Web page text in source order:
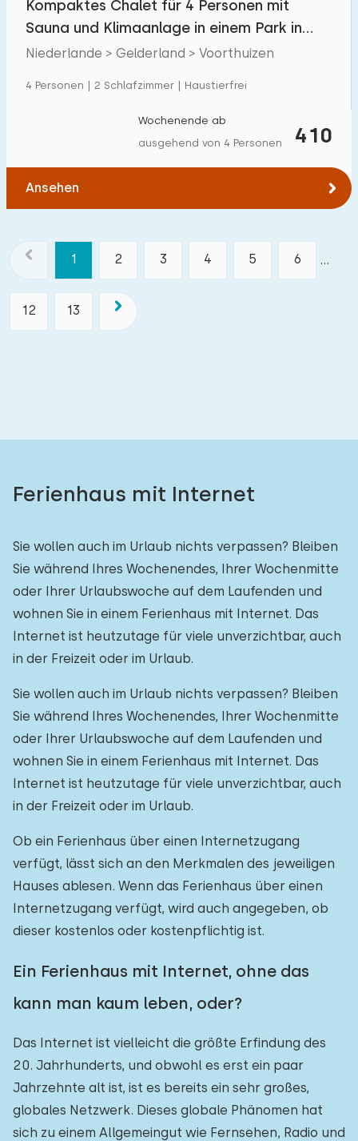
Kompaktes Chalet für 4 Personen mit
Sauna und Klimaanlage in einem Park in
Voorthuizen.
Niederlande > Gelderland > Voorthuizen
4 Personen | 2 Schlafzimmer | Haustierfrei
410
Wochenende ab
ausgehend von 4 Personen
Ansehen
1 2 3 4 5 6 ...
12 13
Ferienhaus mit Internet
Sie wollen auch im Urlaub nichts verpassen? Bleiben
Sie während Ihres Wochenendes, Ihrer Wochenmitte
oder Ihrer Urlaubswoche auf dem Laufenden und
wohnen Sie in einem Ferienhaus mit Internet. Das
Internet ist heutzutage für viele unverzichtbar, auch
in der Freizeit oder im Urlaub.
Sie wollen auch im Urlaub nichts verpassen? Bleiben
Sie während Ihres Wochenendes, Ihrer Wochenmitte
oder Ihrer Urlaubswoche auf dem Laufenden und
wohnen Sie in einem Ferienhaus mit Internet. Das
Internet ist heutzutage für viele unverzichtbar, auch
in der Freizeit oder im Urlaub.
Ob ein Ferienhaus über einen Internetzugang
verfügt, lässt sich an den Merkmalen des jeweiligen
Hauses ablesen. Wenn das Ferienhaus über einen
Internetzugang verfügt, wird auch angegeben, ob
dieser kostenlos oder kostenpflichtig ist.
Ein Ferienhaus mit Internet, ohne das
kann man kaum leben, oder?
Das Internet ist vielleicht die größte Erfindung des
20. Jahrhunderts, und obwohl es erst ein paar
Jahrzehnte alt ist, ist es bereits ein sehr großes,
globales Netzwerk. Dieses globale Phänomen hat
sich zu einem Allgemeingut wie Fernsehen, Radio und